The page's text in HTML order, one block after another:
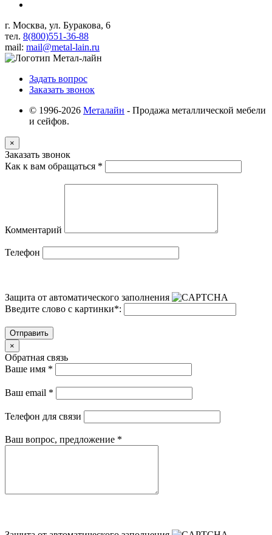
г. Москва, ул. Буракова, 6
тел. 8(800)551-36-88
mail: mail@metal-lain.ru
Задать вопрос
Заказать звонок
© 1996-2026 Металайн - Продажа металлической мебели
и сейфов.
×
Заказать звонок
Как к вам обращаться *
Комментарий
Телефон
Защита от автоматического заполнения
Введите слово с картинки*:
Отправить
×
Обратная связь
Ваше имя *
Ваш email *
Телефон для связи
Ваш вопрос, предложение *